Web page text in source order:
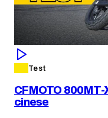
Test
CFMOTO
cinese